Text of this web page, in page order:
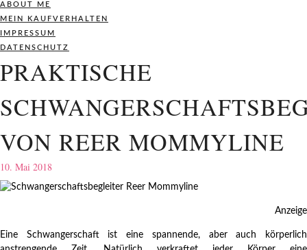
ABOUT ME
MEIN KAUFVERHALTEN
IMPRESSUM
DATENSCHUTZ
PRAKTISCHE
VON REER MOMMYLINE
10. Mai 2018
Anzeige
Eine Schwangerschaft ist eine spannende, aber auch körperlich